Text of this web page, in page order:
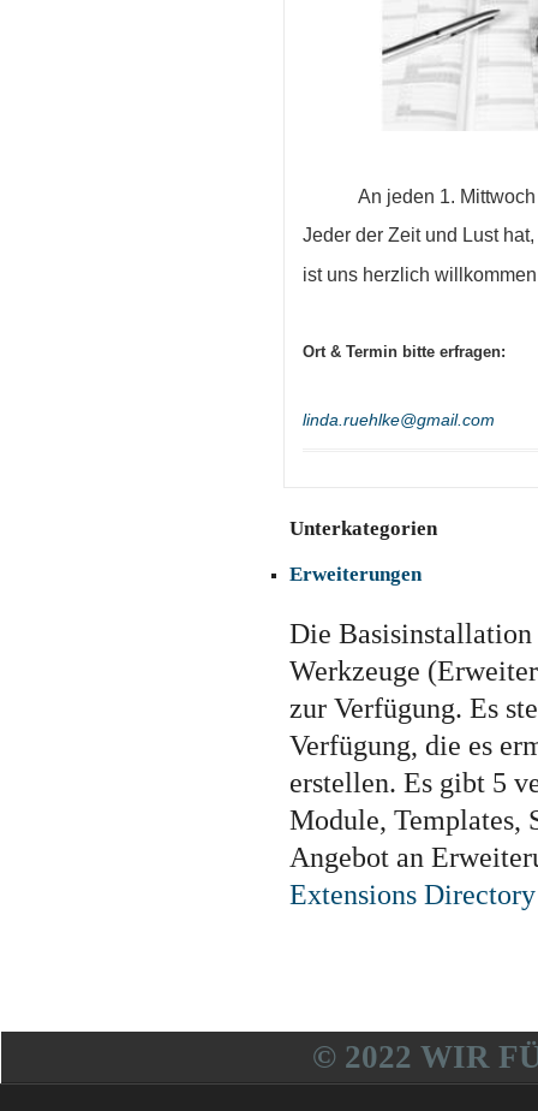
An jeden 1.
Jeder der Zeit und Lust hat,
ist uns herzlich
Ort & Termin bitte erfragen:
linda.ruehlke@gmail.com
Unterkategorien
Erweiterungen
Die
Werkzeuge
zur Verfügung. Es
Verfügung, die es
erstellen. Es gibt 5
Module, Templates,
Angebot an
Extensions
© 2022 WIR